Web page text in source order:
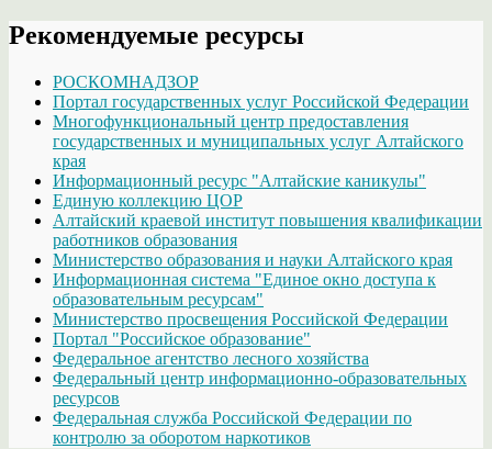
Рекомендуемые ресурсы
РОСКОМНАДЗОР
Портал государственных услуг Российской Федерации
Многофункциональный центр предоставления
государственных и муниципальных услуг Алтайского
края
Информационный ресурс "Алтайские каникулы"
Единую коллекцию ЦОР
Алтайский краевой институт повышения квалификации
работников образования
Министерство образования и науки Алтайского края
Информационная система "Единое окно доступа к
образовательным ресурсам"
Министерство просвещения Российской Федерации
Портал "Российское образование"
Федеральное агентство лесного хозяйства
Федеральный центр информационно-образовательных
ресурсов
Федеральная служба Российской Федерации по
контролю за оборотом наркотиков